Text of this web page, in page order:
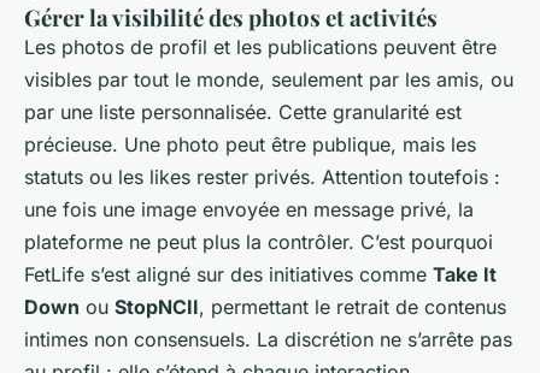
Gérer la visibilité des photos et activités
Les photos de profil et les publications peuvent être
visibles par tout le monde, seulement par les amis, ou
par une liste personnalisée. Cette granularité est
précieuse. Une photo peut être publique, mais les
statuts ou les likes rester privés. Attention toutefois :
une fois une image envoyée en message privé, la
plateforme ne peut plus la contrôler. C’est pourquoi
FetLife s’est aligné sur des initiatives comme Take It
Down ou StopNCII, permettant le retrait de contenus
intimes non consensuels. La discrétion ne s’arrête pas